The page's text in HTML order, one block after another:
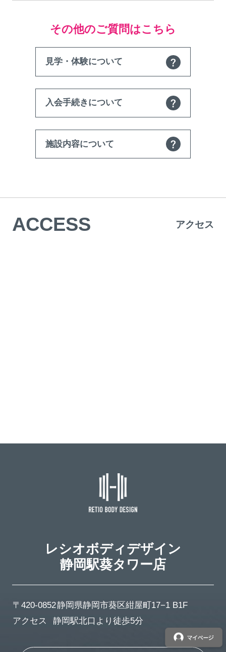
その他のご質問はこちら
見学・体験について
入会手続きについて
施設内容について
ACCESS アクセス
レシオボディデザイン
静岡駅葵タワー店
〒420-0852静岡県静岡市葵区紺屋町17−1 B1F
アクセス
静岡駅北口より徒歩5分